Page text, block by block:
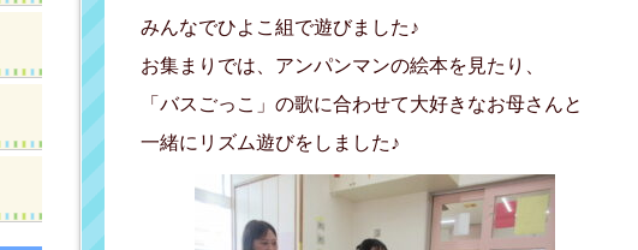
みんなでひよこ組で遊びました♪
お集まりでは、アンパンマンの絵本を見たり、
「バスごっこ」の歌に合わせて大好きなお母さんと
一緒にリズム遊びをしました♪